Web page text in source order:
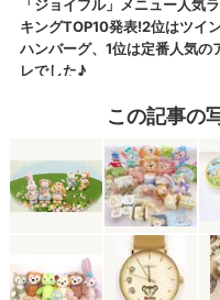
この記事の